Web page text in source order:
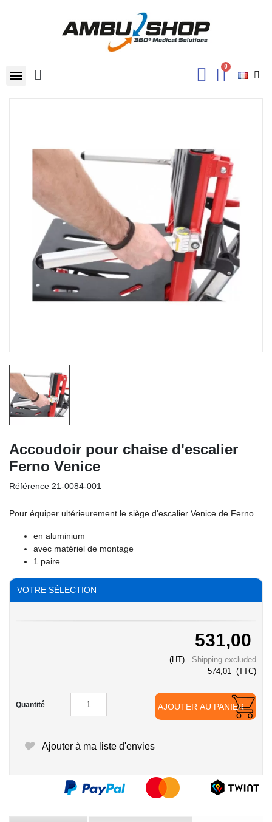
Accoudoir pour chaise d'escalier
Ferno Venice
Référence 21-0084-001
Pour équiper ultérieurement le siège d'escalier Venice de Ferno
en aluminium
avec matériel de montage
1 paire
VOTRE SÉLECTION
531,00
(HT)
Shipping excluded
574,01 (TTC)
Quantité AJOUTER AU PANIER
Ajouter à ma liste d'envies